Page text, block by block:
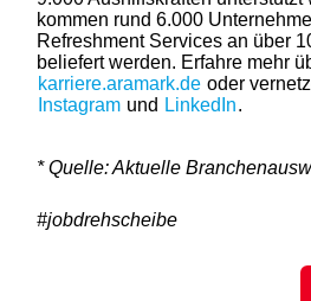
kommen rund 6.000
Refreshment Services an über
beliefert werden. Erfahre mehr
karriere.aramark.de oder
Instagram und LinkedIn.
* Quelle: Aktuelle
#jobdrehscheibe